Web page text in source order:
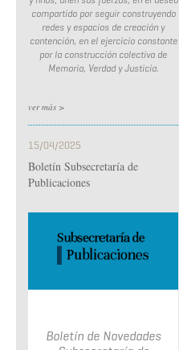
compartido por seguir construyendo
redes y espacios de creación y
contención, en el ejercicio constante
por la construcción colectiva de
Memoria, Verdad y Justicia.
ver más >
15/04/2025
Boletín Subsecretaría de
Publicaciones
Boletín de Novedades